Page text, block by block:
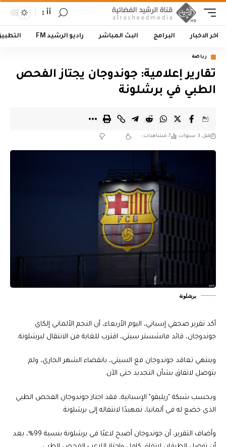
أأ
اخر الاخبار البرامج البث المباشر راديو الرشيد FM
رياضة
تقارير إعلامية: جوندوجان يجتاز الفحص
الطبي في برشلونة
قبل 3 سنوات 7 مشاهدات
برشلونة
أكد تقرير صحفي إسباني، اليوم الأربعاء، أن النجم الألماني إلكاي
جوندوجان، قائد مانشستر سيتي، اقترب للغاية من الانتقال لبرشلونة.
وينتهي تعاقد جوندوجان مع السيتي، بانقضاء الشهر الجاري، ولم
يتوصل لاتفاق بشأن التجديد حتى الآن.
وبحسب شبكة "ريليفو" الإسبانية، فقد اجتاز جوندوجان الفحص الطبي
الذي خضع له في ألمانيا، تمهيدًا لانتقاله إلى برشلونة.
وأضاف التقرير، أن جوندوجان أصبح لاعبًا في برشلونة بنسبة 99%، بعد